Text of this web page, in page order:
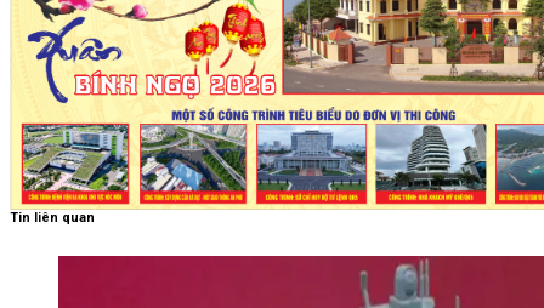
Tin liên quan